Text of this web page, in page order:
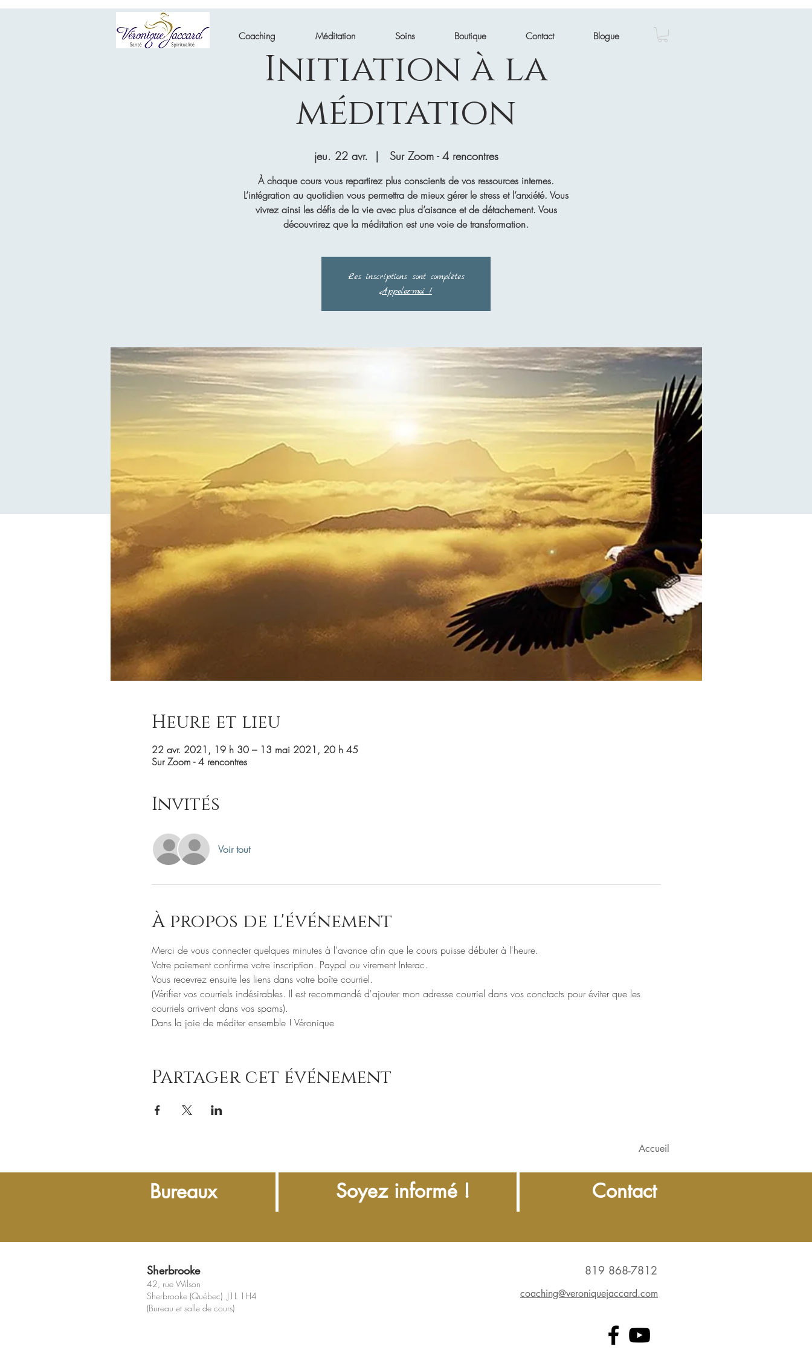
Coaching Méditation Soins Boutique Contact Blogue
Initiation à la
méditation
jeu. 22 avr.
  |
Sur Zoom - 4 rencontres
À chaque cours vous repartirez plus conscients de vos ressources internes.
L’intégration au quotidien vous permettra de mieux gérer le stress et l’anxiété. Vous
vivrez ainsi les défis de la vie avec plus d’aisance et de détachement. Vous
découvrirez que la méditation est une voie de transformation.
Les inscriptions sont complètes
Appelez-moi !
Heure et lieu
22 avr. 2021, 19 h 30 – 13 mai 2021, 20 h 45
Sur Zoom - 4 rencontres
Invités
Voir tout
À propos de l'événement
Merci de vous connecter quelques minutes à l'avance afin que le cours puisse débuter à l'heure.
Votre paiement confirme votre inscription. Paypal ou virement Interac.
Vous recevrez ensuite les liens dans votre boîte courriel.
(Vérifier vos courriels indésirables. Il est recommandé d'ajouter mon adresse courriel dans vos conctacts pour éviter que les
courriels arrivent dans vos spams).
Dans la joie de méditer ensemble ! Véronique
Partager cet événement
Accueil
Bureaux Soyez informé ! Contact
Sherbrooke
42, rue Wilson
Sherbrooke (Québec) J1L 1H4
(Bureau et salle de cours)
819 868-7812
coaching@veroniquejaccard.com